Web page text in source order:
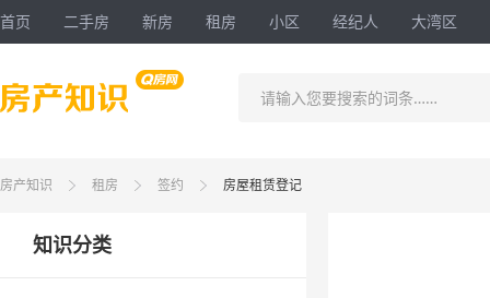
首页 二手房 新房 租房 小区 经纪人 大湾区
请输入您要搜索的词条……
房产知识 租房 签约 房屋租赁登记
知识分类